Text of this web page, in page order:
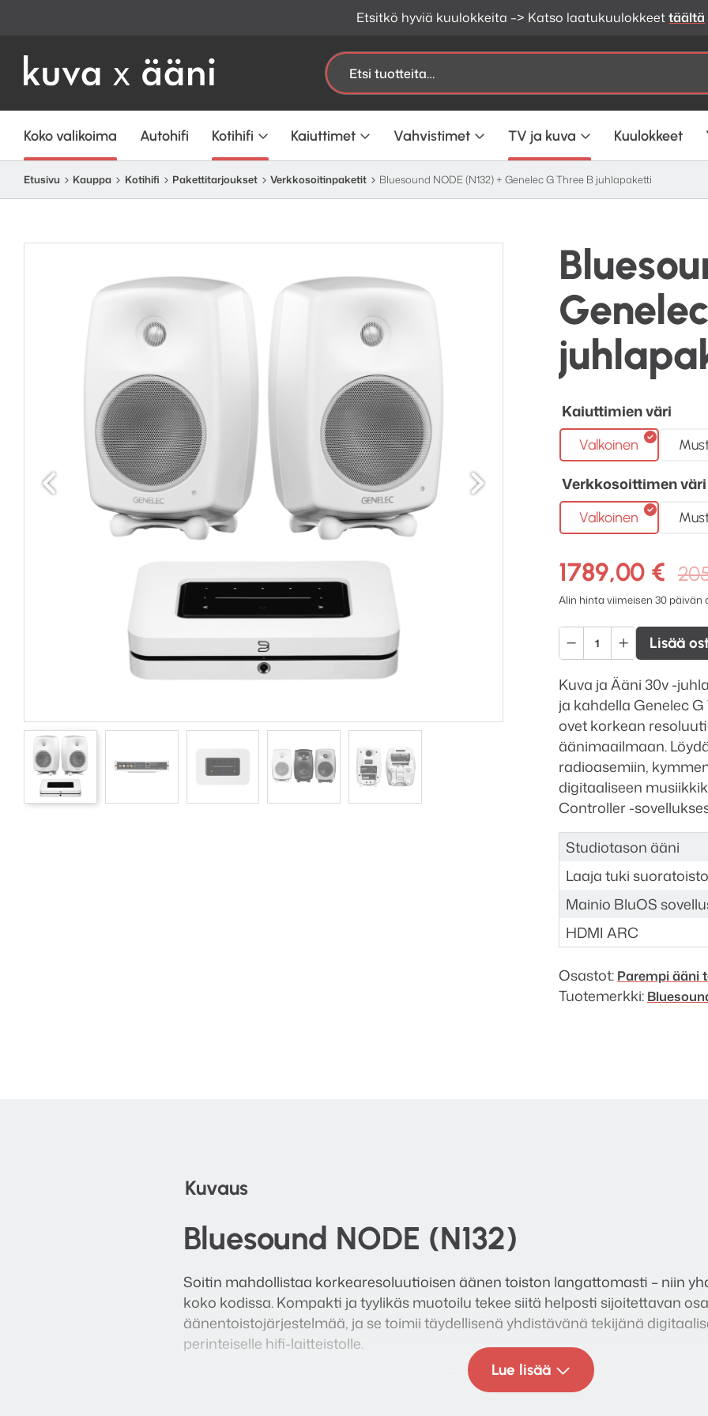
Etsitkö hyviä kuulokkeita –> Katso laatukuulokkeettäältä
Etsi:
Koko valikoima Autohifi Kotihifi Kaiuttimet Vahvistimet TV ja kuva Kuulokkeet
Etusivu Kauppa Kotihifi Paketti­­­tarjoukset Verkko­soitin­­paketit Bluesound NODE (N132) + Genelec G Three B juhlapaketti
Edellinen
Kaiuttimien väri
Valkoinen
Verkkosoittimen väri
Valkoinen
1789,00 €
Alin hinta viimeisen 30 päivän
Bluesound
NODE
(N132)
+
Genelec
G
Three
B
juhlapaketti
Lisää
Kuva ja Ääni 30v -
ja kahdella Genelec
ovet korkean
äänimaailmaan.
radioasemiin,
digitaaliseen
Controller -
Studiotason ääni
Laaja tuki
Mainio BluOS
HDMI ARC
Osastot: Parempi ääni
Tuotemerkki:
Kuvaus
Bluesound NODE (N132)
Soitin mahdollistaa korkearesoluutioisen äänen toiston langattomasti – niin
koko kodissa. Kompakti ja tyylikäs muotoilu tekee siitä helposti sijoitettavan
äänentoistojärjestelmää, ja se toimii täydellisenä yhdistävänä tekijänä
perinteiselle hifi-laitteistolle.
Laitteen sisuksista löytyy huippuluokan ESS SABRE® -DA-muunnin sekä
Cortex™ A53 -prosessori, jotka takaavat erinomaisen äänenlaadun ja nopean
Lue lisää